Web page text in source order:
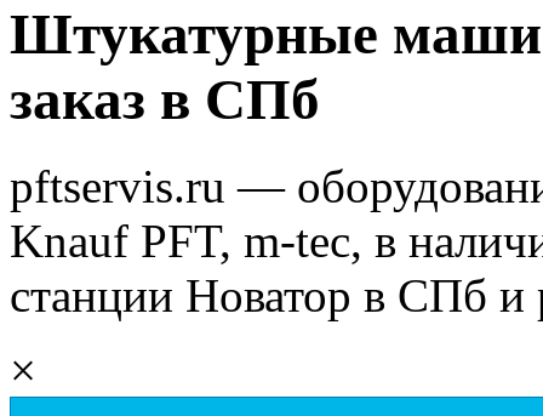
Штукатурные
заказ в СПб
pftservis.ru —
Knauf PFT, m-tec, в
станции Новатор в СПб и
×